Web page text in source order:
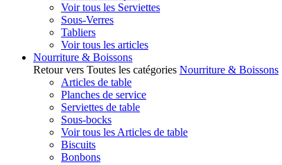
Voir tous les Serviettes
Sous-Verres
Tabliers
Voir tous les articles
Nourriture & Boissons
Retour vers Toutes les catégories Nourriture & Boissons
Articles de table
Planches de service
Serviettes de table
Sous-bocks
Voir tous les Articles de table
Biscuits
Bonbons